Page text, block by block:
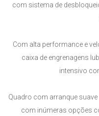
com sistema de
Com alta performance e
caixa de engrenagens
intensivo
Quadro com arranque
com inúmeras opções